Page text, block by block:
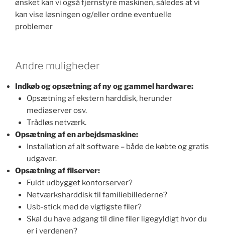
ønsket kan vi også fjernstyre maskinen, således at vi
kan vise løsningen og/eller ordne eventuelle
problemer
Andre muligheder
Indkøb og opsætning af ny og gammel hardware:
Opsætning af ekstern harddisk, herunder
mediaserver osv.
Trådløs netværk.
Opsætning af en arbejdsmaskine:
Installation af alt software – både de købte og gratis
udgaver.
Opsætning af filserver:
Fuldt udbygget kontorserver?
Netværksharddisk til familiebillederne?
Usb-stick med de vigtigste filer?
Skal du have adgang til dine filer ligegyldigt hvor du
er i verdenen?